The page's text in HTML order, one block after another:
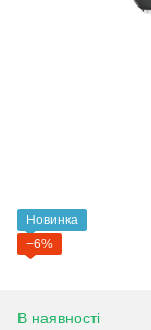
Новинка
−6%
В наявності